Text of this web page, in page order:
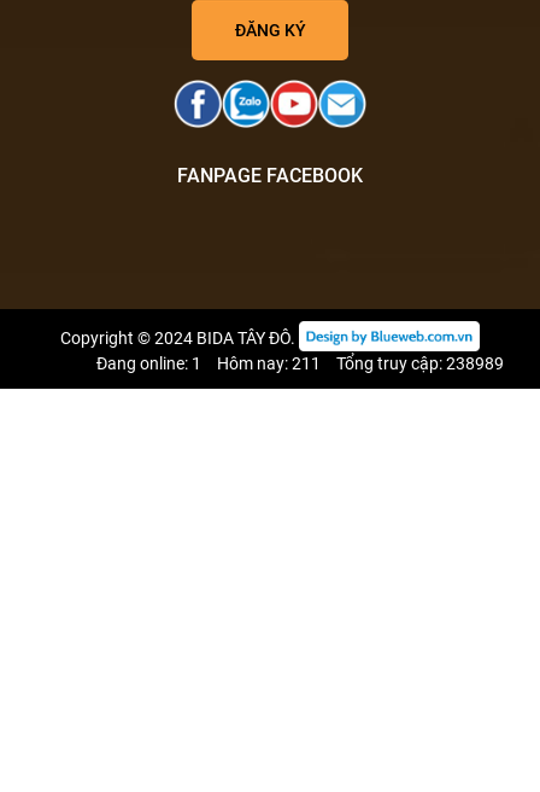
FANPAGE FACEBOOK
Copyright © 2024 BIDA TÂY ĐÔ.
Đang online: 1
Hôm nay: 211 Tổng truy cập: 238989